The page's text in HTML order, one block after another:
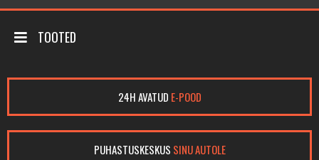
TOOTED
24H AVATUD E-POOD
PUHASTUSKESKUS SINU AUTOLE